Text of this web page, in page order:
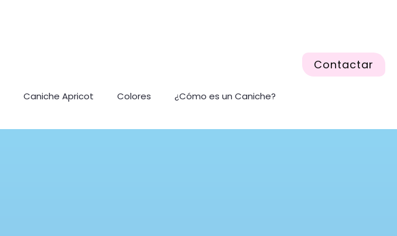
Caniche Apricot Colores ¿Cómo es un Caniche?
Contactar